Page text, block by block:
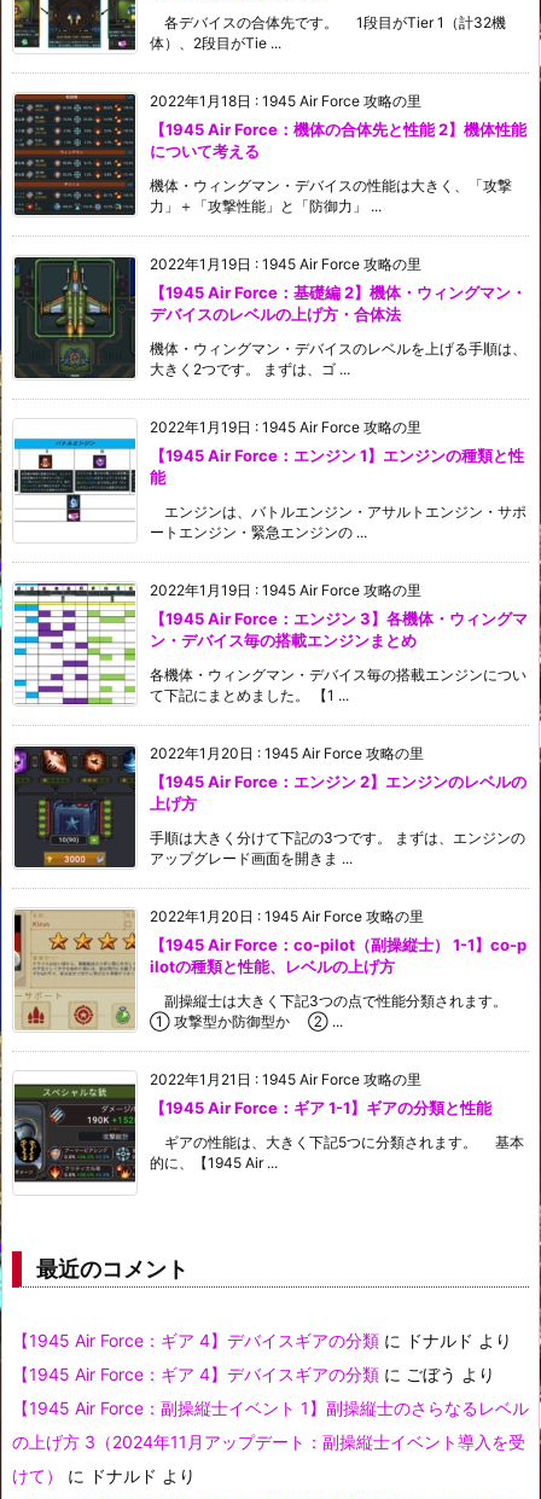
各デバイスの合体先です。 1段目がTier 1（計32機
体）、2段目がTie ...
2022年1月18日 : 1945 Air Force 攻略の里
【1945 Air Force：機体の合体先と性能 2】機体性能
について考える
機体・ウィングマン・デバイスの性能は大きく、「攻撃
力」＋「攻撃性能」と「防御力」 ...
2022年1月19日 : 1945 Air Force 攻略の里
【1945 Air Force：基礎編 2】機体・ウィングマン・
デバイスのレベルの上げ方・合体法
機体・ウィングマン・デバイスのレベルを上げる手順は、
大きく2つです。 まずは、ゴ ...
2022年1月19日 : 1945 Air Force 攻略の里
【1945 Air Force：エンジン 1】エンジンの種類と性
能
エンジンは、バトルエンジン・アサルトエンジン・サポ
ートエンジン・緊急エンジンの ...
2022年1月19日 : 1945 Air Force 攻略の里
【1945 Air Force：エンジン 3】各機体・ウィングマ
ン・デバイス毎の搭載エンジンまとめ
各機体・ウィングマン・デバイス毎の搭載エンジンについ
て下記にまとめました。 【1 ...
2022年1月20日 : 1945 Air Force 攻略の里
【1945 Air Force：エンジン 2】エンジンのレベルの
上げ方
手順は大きく分けて下記の3つです。 まずは、エンジンの
アップグレード画面を開きま ...
2022年1月20日 : 1945 Air Force 攻略の里
【1945 Air Force：co-pilot（副操縦士） 1-1】co-p
ilotの種類と性能、レベルの上げ方
副操縦士は大きく下記3つの点で性能分類されます。
① 攻撃型か防御型か ② ...
2022年1月21日 : 1945 Air Force 攻略の里
【1945 Air Force：ギア 1-1】ギアの分類と性能
ギアの性能は、大きく下記5つに分類されます。 基本
的に、【1945 Air ...
最近のコメント
【1945 Air Force：ギア 4】デバイスギアの分類 に ドナルド より
【1945 Air Force：ギア 4】デバイスギアの分類 に ごぼう より
【1945 Air Force：副操縦士イベント 1】副操縦士のさらなるレベル
の上げ方 3（2024年11月アップデート：副操縦士イベント導入を受
けて）
に ドナルド より